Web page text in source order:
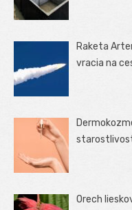
Raketa
vracia na
Orech